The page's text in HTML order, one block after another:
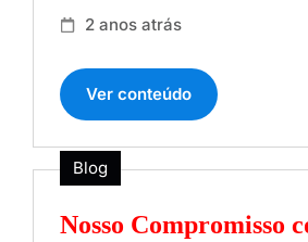
2 anos atrás
Ver conteúdo
Blog
Nosso Compromisso